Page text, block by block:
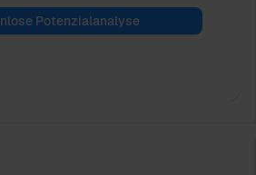
Potenzialanalyse